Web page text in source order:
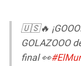
🇺🇸🔥
GOLAZOOO
final 👀